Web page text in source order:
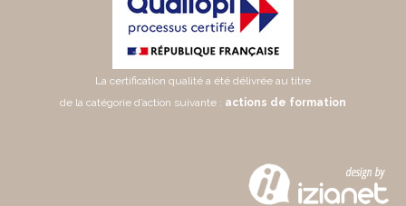
La certification qualité a été délivrée au titre
de la catégorie d’action suivante : actions de formation